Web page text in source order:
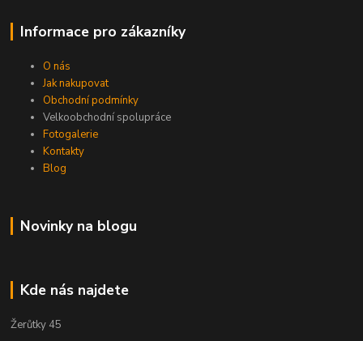
Informace pro zákazníky
O nás
Jak nakupovat
Obchodní podmínky
Velkoobchodní spolupráce
Fotogalerie
Kontakty
Blog
Novinky na blogu
Kde nás najdete
Žerůtky 45